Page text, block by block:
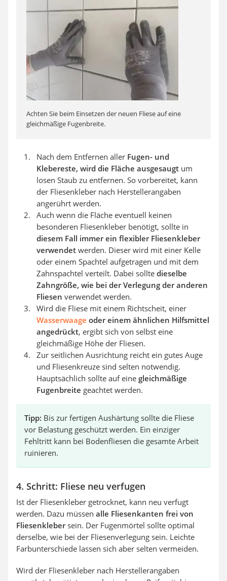
Achten Sie beim Einsetzen der neuen Fliese auf eine
gleichmäßige Fugenbreite.
Nach dem Entfernen aller Fugen- und
Klebereste, wird die Fläche ausgesaugt um
losen Staub zu entfernen. So vorbereitet, kann
der Fliesenkleber nach Herstellerangaben
angerührt werden.
Auch wenn die Fläche eventuell keinen
besonderen Fliesenkleber benötigt, sollte in
diesem Fall immer ein flexibler Fliesenkleber
verwendet werden. Dieser wird mit einer Kelle
oder einem Spachtel aufgetragen und mit dem
Zahnspachtel verteilt. Dabei sollte dieselbe
Zahngröße, wie bei der Verlegung der anderen
Fliesen verwendet werden.
Wird die Fliese mit einem Richtscheit, einer
Wasserwaage oder einem ähnlichen Hilfsmittel
angedrückt, ergibt sich von selbst eine
gleichmäßige Höhe der Fliesen.
Zur seitlichen Ausrichtung reicht ein gutes Auge
und Fliesenkreuze sind selten notwendig.
Hauptsächlich sollte auf eine gleichmäßige
Fugenbreite geachtet werden.
Tipp: Bis zur fertigen Aushärtung sollte die Fliese
vor Belastung geschützt werden. Ein einziger
Fehltritt kann bei Bodenfliesen die gesamte Arbeit
ruinieren.
4. Schritt: Fliese neu verfugen
Ist der Fliesenkleber getrocknet, kann neu verfugt
werden. Dazu müssen alle Fliesenkanten frei von
Fliesenklebersein. Der Fugenmörtel sollte optimal
derselbe, wie bei der Fliesenverlegung sein. Leichte
Farbunterschiede lassen sich aber selten vermeiden.
Wird der Fliesenkleber nach Herstellerangaben